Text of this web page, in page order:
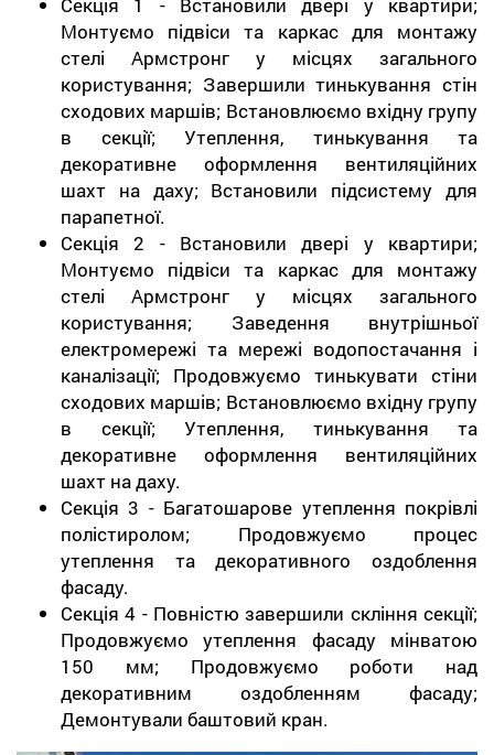
Монтуємо підвіси та каркас для монтажу
стелі Армстронг у місцях загального
користування; Завершили тинькування стін
сходових маршів; Встановлюємо вхідну групу
в секції; Утеплення, тинькування та
декоративне оформлення вентиляційних
шахт на даху; Встановили підсистему для
парапетної.
Секція 2 - Встановили двері у квартири;
Монтуємо підвіси та каркас для монтажу
стелі Армстронг у місцях загального
користування; Заведення внутрішньої
електромережі та мережі водопостачання і
каналізації; Продовжуємо тинькувати стіни
сходових маршів; Встановлюємо вхідну групу
в секції; Утеплення, тинькування та
декоративне оформлення вентиляційних
шахт на даху.
Секція 3 - Багатошарове утеплення покрівлі
полістиролом; Продовжуємо процес
утеплення та декоративного оздоблення
фасаду.
Секція 4 - Повністю завершили скління секції;
Продовжуємо утеплення фасаду мінватою
150 мм; Продовжуємо роботи над
декоративним оздобленням фасаду;
Демонтували баштовий кран.